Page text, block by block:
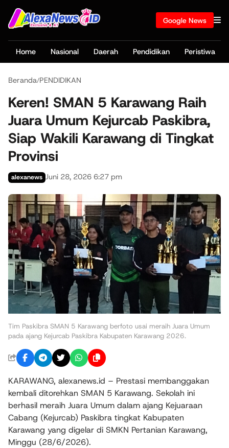
Google News
Home Nasional Daerah Pendidikan Peristiwa
Beranda/PENDIDIKAN
Keren! SMAN 5 Karawang Raih
Juara Umum Kejurcab Paskibra,
Siap Wakili Karawang di Tingkat
Provinsi
alexanews Juni 28, 2026 6:27 pm
Tim Paskibra SMAN 5 Karawang berfoto usai meraih Juara Umum
pada ajang Kejurcab Paskibra Kabupaten Karawang 2026.
KARAWANG, alexanews.id – Prestasi membanggakan
kembali ditorehkan SMAN 5 Karawang. Sekolah ini
berhasil meraih Juara Umum dalam ajang Kejuaraan
Cabang (Kejurcab) Paskibra tingkat Kabupaten
Karawang yang digelar di SMKN Pertanian Karawang,
Minggu (28/6/2026).